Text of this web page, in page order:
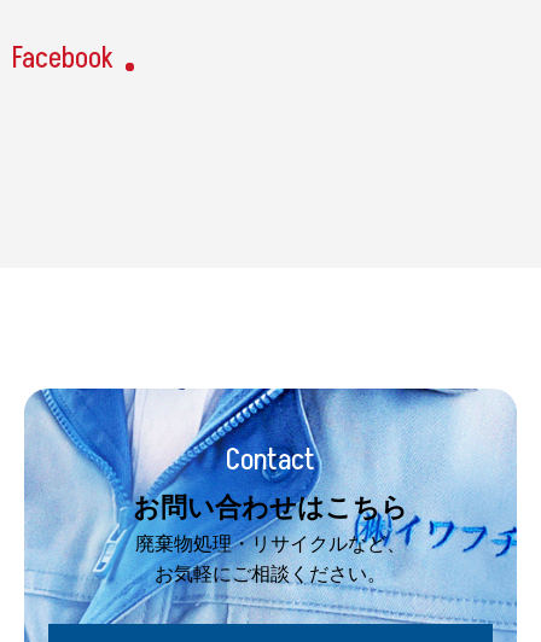
Facebook
Contact
お問い合わせはこちら
廃棄物処理・リサイクルなど、
お気軽にご相談ください。